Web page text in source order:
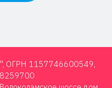
ОГРН 1157746600549,